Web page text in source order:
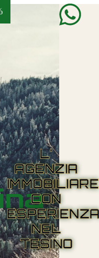
L'
AGENZIA
IMMOBILIARE
CON
NEL
TESINO